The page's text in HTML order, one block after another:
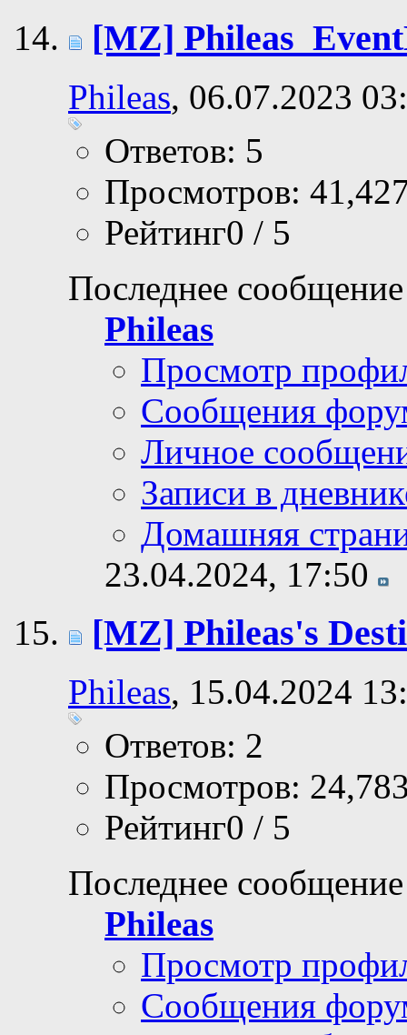
[MZ]
Phileas, 06.07.2023
Ответов: 5
Просмотров:
Рейтинг0 / 5
Последнее
Phileas
Просмотр
Сообщения
Личное
Записи в
Домашняя
23.04.2024, 17:50
[MZ] Phileas's
Phileas, 15.04.2024
Ответов: 2
Просмотров:
Рейтинг0 / 5
Последнее
Phileas
Просмотр
Сообщения